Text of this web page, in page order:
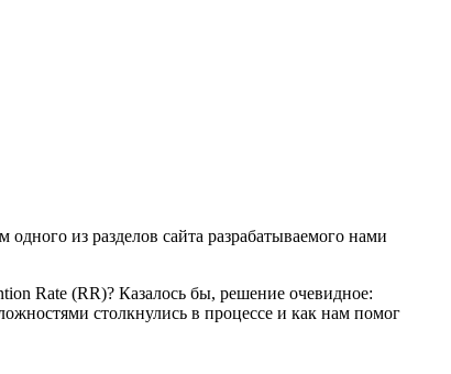
одного из разделов сайта разрабатываемого нами
Rate (RR)? Казалось бы, решение очевидное:
столкнулись в процессе и как нам помог